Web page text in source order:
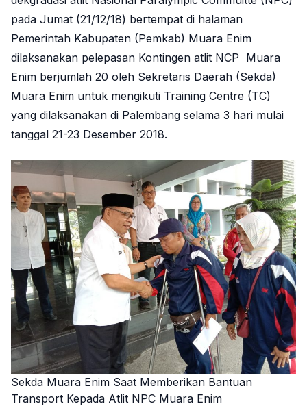
pada Jumat (21/12/18) bertempat di halaman
Pemerintah Kabupaten (Pemkab) Muara Enim
dilaksanakan pelepasan Kontingen atlit NCP Muara
Enim berjumlah 20 oleh Sekretaris Daerah (Sekda)
Muara Enim untuk mengikuti Training Centre (TC)
yang dilaksanakan di Palembang selama 3 hari mulai
tanggal 21-23 Desember 2018.
Sekda Muara Enim Saat Memberikan Bantuan
Transport Kepada Atlit NPC Muara Enim